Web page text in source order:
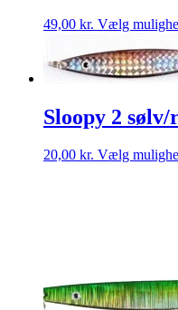
49,00 kr. Vælg
Sloopy 2
20,00 kr. Vælg